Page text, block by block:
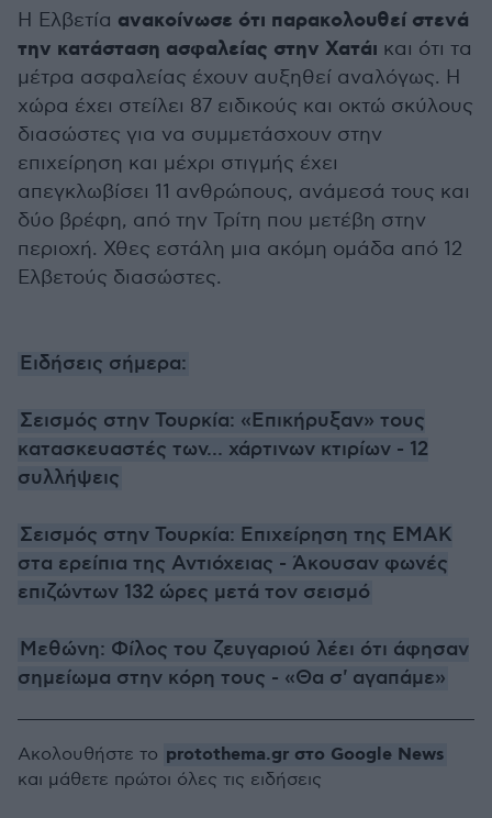
Η Ελβετία ανακοίνωσε ότι παρακολουθεί στενά
την κατάσταση ασφαλείας στην Χατάι και ότι τα
μέτρα ασφαλείας έχουν αυξηθεί αναλόγως. Η
χώρα έχει στείλει 87 ειδικούς και οκτώ σκύλους
διασώστες για να συμμετάσχουν στην
επιχείρηση και μέχρι στιγμής έχει
απεγκλωβίσει 11 ανθρώπους, ανάμεσά τους και
δύο βρέφη, από την Τρίτη που μετέβη στην
περιοχή. Χθες εστάλη μια ακόμη ομάδα από 12
Ελβετούς διασώστες.
Ειδήσεις σήμερα:
Σεισμός στην Τουρκία: «Επικήρυξαν» τους
κατασκευαστές των... χάρτινων κτιρίων - 12
συλλήψεις
Σεισμός στην Τουρκία: Επιχείρηση της ΕΜΑΚ
στα ερείπια της Αντιόχειας - Άκουσαν φωνές
επιζώντων 132 ώρες μετά τον σεισμό
Μεθώνη: Φίλος του ζευγαριού λέει ότι άφησαν
σημείωμα στην κόρη τους - «Θα σ' αγαπάμε»
Ακολουθήστε το protothema.gr στο Google News
και μάθετε πρώτοι όλες τις ειδήσεις